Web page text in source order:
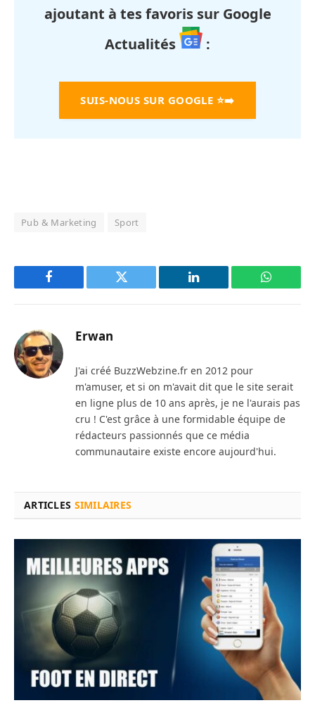
ajoutant à tes favoris sur Google
Actualités
:
SUIS-NOUS SUR GOOGLE ⭐➡️
Pub & Marketing Sport
Facebook Twitter LinkedIn
Erwan
J'ai créé BuzzWebzine.fr en 2012 pour
m'amuser, et si on m'avait dit que le site serait
en ligne plus de 10 ans après, je ne l'aurais pas
cru ! C'est grâce à une formidable équipe de
rédacteurs passionnés que ce média
communautaire existe encore aujourd'hui.
ARTICLES SIMILAIRES